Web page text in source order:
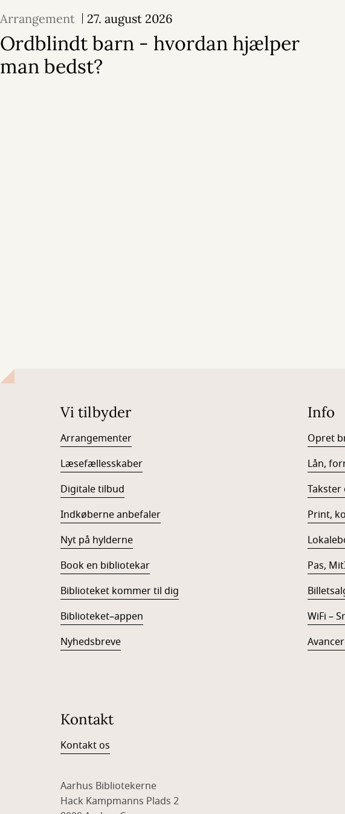
Arrangement 27. august 2026
Ordblindt barn - hvordan hjælper
man bedst?
Vi tilbyder
Arrangementer
Læsefællesskaber
Digitale tilbud
Indkøberne anbefaler
Nyt på hylderne
Book en bibliotekar
Biblioteket kommer til dig
Biblioteket–appen
Nyhedsbreve
Info
Opret
Lån,
Print,
Pas,
WiFi –
Kontakt
Kontakt os
Aarhus Bibliotekerne
Hack Kampmanns Plads 2